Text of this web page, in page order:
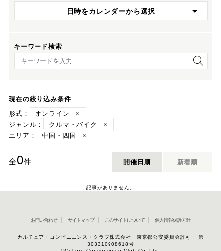
日時をカレンダーから選択
キーワード検索
キーワード検索
現在の絞り込み条件
形式：
オンライン
×
ジャンル：
クルマ・バイク
×
エリア：
中国・四国 ×
全0件 開催日順 新着順
記事がありません。
お問い合わせ サイトマップ このサイトについて 個人情報保護方針
カルチュア・コンビニエンス・クラブ株式会社 東京都公安委員会許可 第
303310908618号